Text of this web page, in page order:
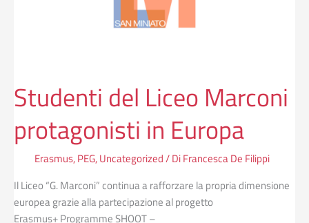
Studenti del Liceo Marconi
protagonisti in Europa
Erasmus,PEG,Uncategorized/ DiFrancesca De Filippi
Il Liceo “G. Marconi” continua a rafforzare la propria dimensione
europea grazie alla partecipazione al progetto
Erasmus+ Programme SHOOT –